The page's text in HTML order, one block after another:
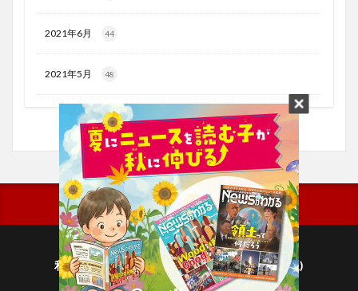
2021年6月 44
2021年5月 48
利用規約
プライバシーポリシー(毎日新聞出版)
個人情報について(毎日新聞社)